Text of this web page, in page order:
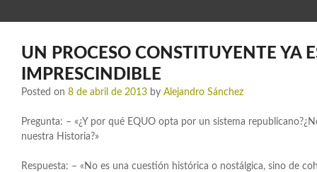
UN PROCESO CONSTITUYENTE YA
IMPRESCINDIBLE
Posted on 8 de abril de 2013 by Alejandro Sánchez
Pregunta: – «¿Y por qué EQUO opta por un sistema
nuestra Historia?»
Respuesta: – «No es una cuestión histórica o nostálgica, sino de